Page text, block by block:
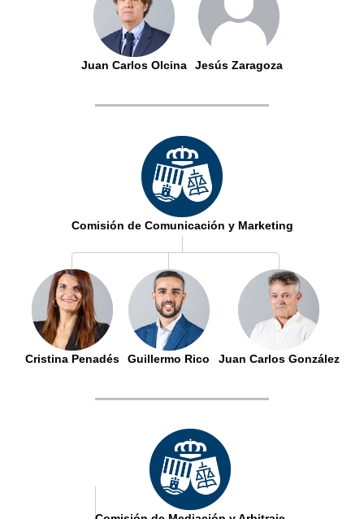
Juan Carlos Olcina Jesús Zaragoza
Comisión de Comunicación y Marketing
Cristina Penadés Guillermo Rico Juan Carlos González